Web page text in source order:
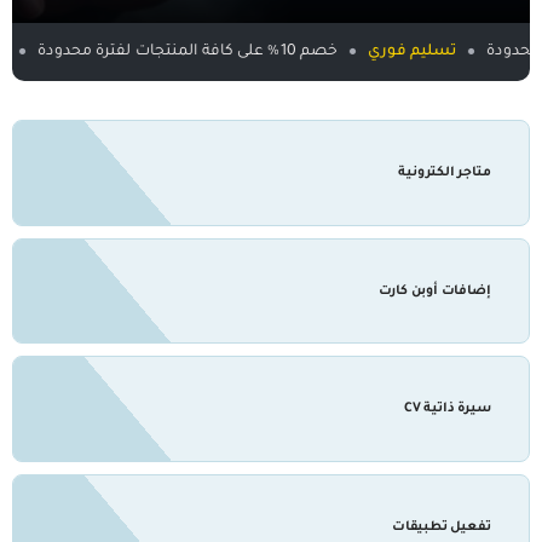
متاجر الكترونية
إضافات أوبن كارت
سيرة ذاتية CV
تفعيل تطبيقات
تسليم فوري خصم 10% على كافة المنتجات لفترة محدودة تسليم